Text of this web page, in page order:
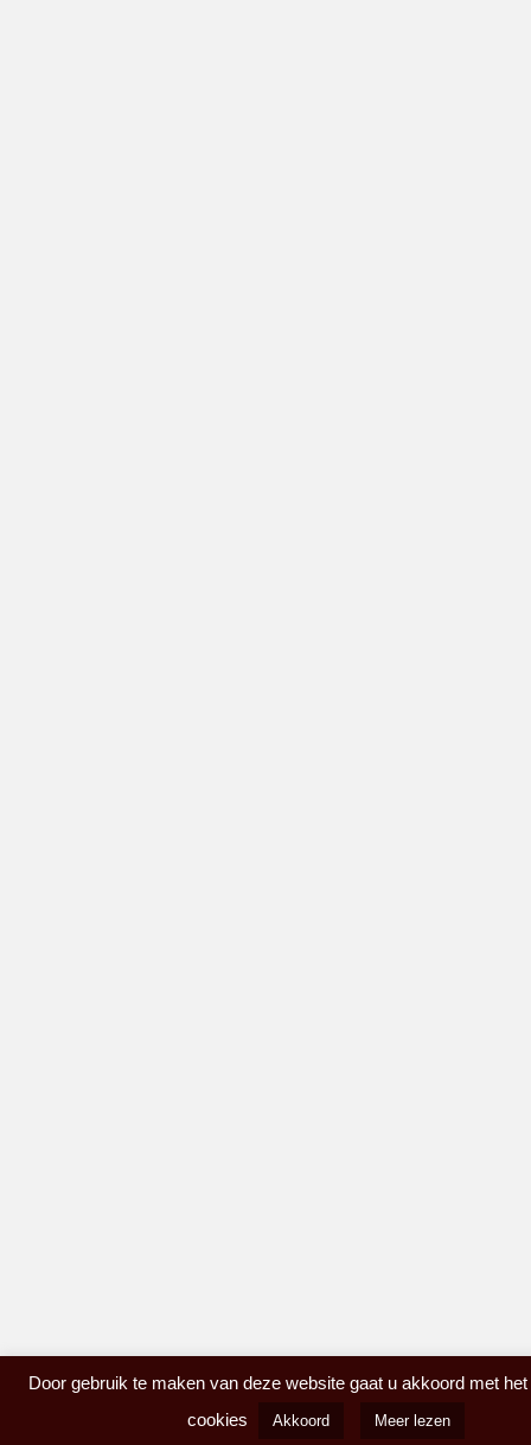
Door gebruik te maken van deze website gaat u akkoord met
cookies
Akkoord Meer lezen